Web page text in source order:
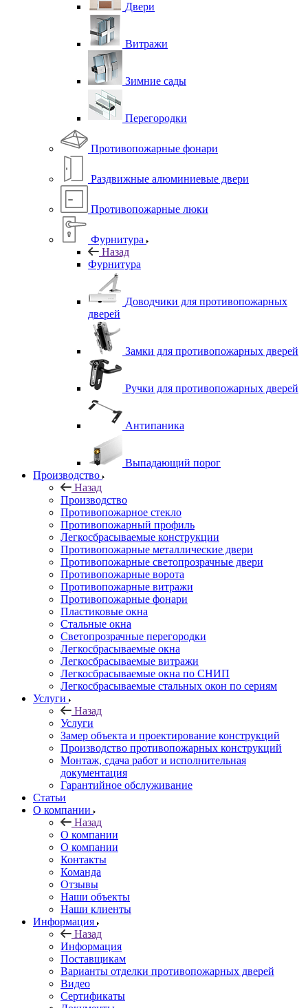
Двери
Витражи
Зимние сады
Перегородки
Противопожарные фонари
Раздвижные алюминиевые двери
Противопожарные люки
Фурнитура
Назад
Фурнитура
Доводчики для противопожарных
дверей
Замки для противопожарных дверей
Ручки для противопожарных дверей
Антипаника
Выпадающий порог
Производство
Назад
Производство
Противопожарное стекло
Противопожарный профиль
Легкосбрасываемые конструкции
Противопожарные металлические двери
Противопожарные светопрозрачные двери
Противопожарные ворота
Противопожарные витражи
Противопожарные фонари
Пластиковые окна
Стальные окна
Светопрозрачные перегородки
Легкосбрасываемые окна
Легкосбрасываемые витражи
Легкосбрасываемые окна по СНИП
Легкосбрасываемые стальных окон по сериям
Услуги
Назад
Услуги
Замер объекта и проектирование конструкций
Производство противопожарных конструкций
Монтаж, сдача работ и исполнительная
документация
Гарантийное обслуживание
Статьи
О компании
Назад
О компании
О компании
Контакты
Команда
Отзывы
Наши объекты
Наши клиенты
Информация
Назад
Информация
Поставщикам
Варианты отделки противопожарных дверей
Видео
Сертификаты